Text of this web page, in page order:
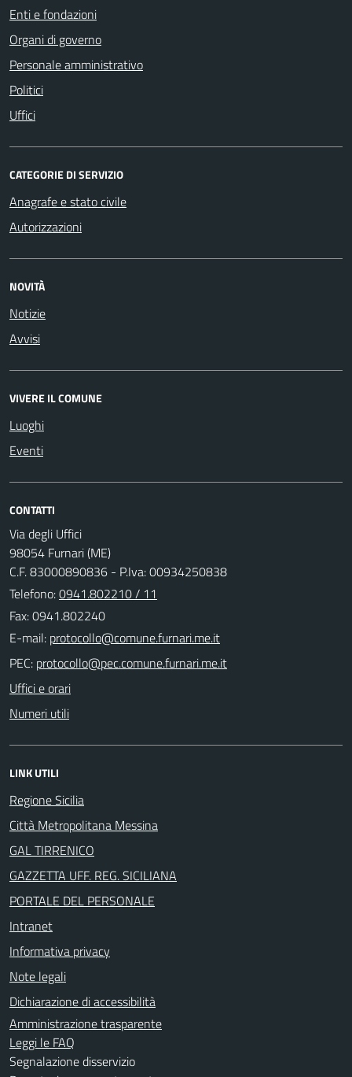
Enti e fondazioni
Organi di governo
Personale amministrativo
Politici
Uffici
CATEGORIE DI SERVIZIO
Anagrafe e stato civile
Autorizzazioni
NOVITÀ
Notizie
Avvisi
VIVERE IL COMUNE
Luoghi
Eventi
CONTATTI
Via degli Uffici
98054 Furnari (ME)
C.F. 83000890836 - P.Iva: 00934250838
Telefono:0941.802210 / 11
Fax: 0941.802240
E-mail:
PEC:
Uffici e orari
Numeri utili
LINK UTILI
Regione Sicilia
Città Metropolitana Messina
GAL TIRRENICO
GAZZETTA UFF. REG. SICILIANA
PORTALE DEL PERSONALE
Intranet
Informativa privacy
Note legali
Dichiarazione di accessibilità
Amministrazione trasparente
Leggi le FAQ
Segnalazione disservizio